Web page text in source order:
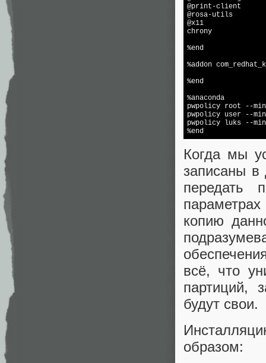
@print-client
@rosa-utils
@x11
chrony
%end
%addon
%end
%anaconda
pwpolicy root --
pwpolicy user --
pwpolicy luks --
Когда мы
записаны
передать
копию
всё, что
партиций,
будут свои.
образом: